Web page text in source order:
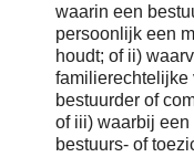
waarin een
persoonlijk een
houdt; of ii)
familierechtelijke
bestuurder of
of iii) waarbij een
bestuurs- of